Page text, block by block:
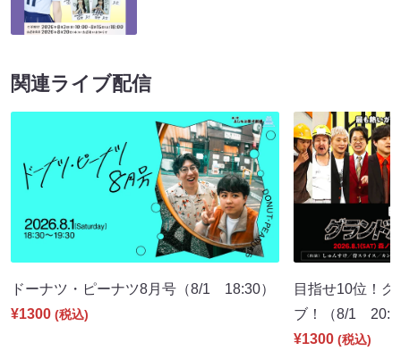
関連ライブ配信
ドーナツ・ピーナツ8月号（8/1 18:30）
¥1300 (税込)
目指せ10位！
ブ！（8/1
¥1300 (税込)